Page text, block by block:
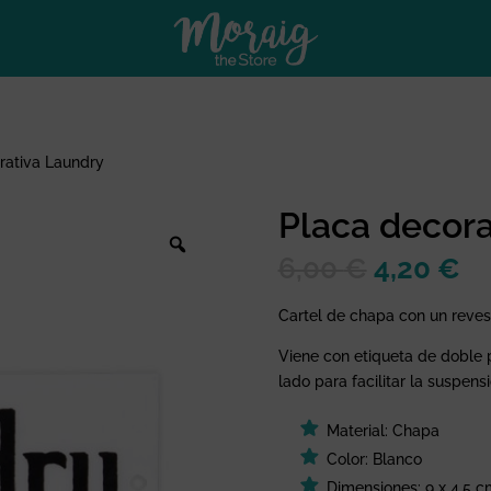
Laundry
Placa
El
precio
original
era:
6,00 €.
4,20 €
es:
Cartel de chapa con un
Viene con etiqueta de doble
lado para facilitar la
Material: Chapa
Color: Blanco
Dimensiones: 9 x 4,5